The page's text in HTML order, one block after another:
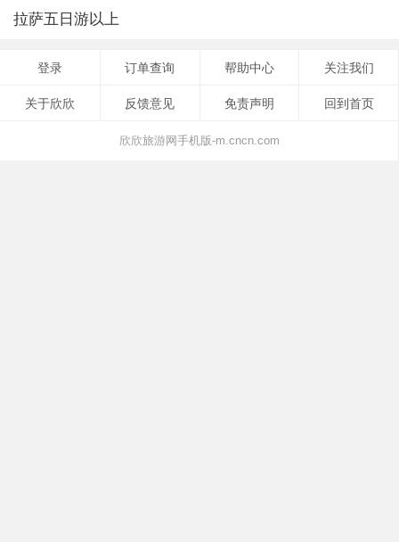
拉萨五日游以上
登录 订单查询 帮助中心 关注我们
关于欣欣 反馈意见 免责声明 回到首页
欣欣旅游网手机版-m.cncn.com